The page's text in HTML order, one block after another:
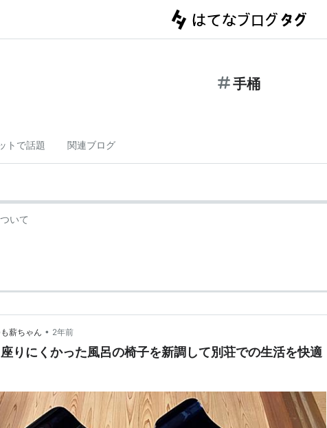
手桶
トで話題 関連ブログ
いて
薪ちゃん • 2年前
りにくかった風呂の椅子を新調して別荘での生活を快適